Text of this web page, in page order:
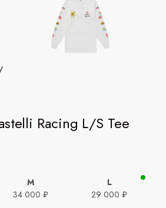
Racing L/S Tee
M
34 000 ₽
L
29 000 ₽